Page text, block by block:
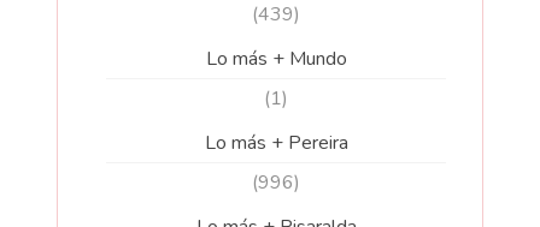
(439)
Lo más + Mundo
(1)
Lo más + Pereira
(996)